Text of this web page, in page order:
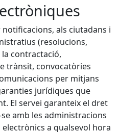
als ciutadans i
(resolucions,
contractació,
trànsit, convocatòries
per mitjans
jurídiques que
El servei garanteix el dret
amb les administracions
a qualsevol hora